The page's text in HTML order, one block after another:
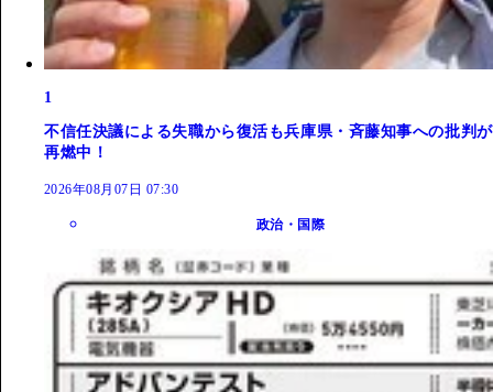
1
不信任決議による失職から復活も兵庫県・斉藤知事への批判が
再燃中！
2026年08月07日 07:30
政治・国際